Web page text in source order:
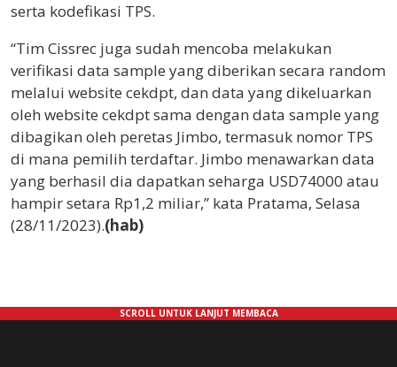
serta kodefikasi TPS.
“Tim Cissrec juga sudah mencoba melakukan
verifikasi data sample yang diberikan secara random
melalui website cekdpt, dan data yang dikeluarkan
oleh website cekdpt sama dengan data sample yang
dibagikan oleh peretas Jimbo, termasuk nomor TPS
di mana pemilih terdaftar. Jimbo menawarkan data
yang berhasil dia dapatkan seharga USD74000 atau
hampir setara Rp1,2 miliar,” kata Pratama, Selasa
(28/11/2023).(hab)